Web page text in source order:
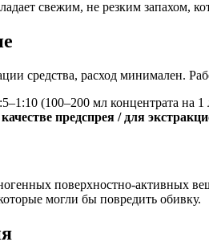
свежим, не резким запахом,
средства, расход минимален.
(100–200 мл концентрата на
предспрея / для
поверхностно-активных
могли бы повредить обивку.